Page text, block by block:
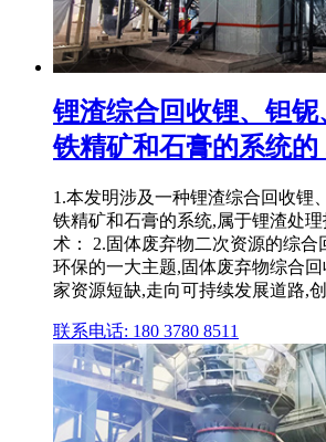
锂渣综合回收锂、钽铌
铁精矿和石膏的系统的
1.本发明涉及一种锂渣综合回收锂
铁精矿和石膏的系统,属于锂渣处
术： 2.固体废弃物二次资源的综合
环保的一大主题,固体废弃物综合
家资源短缺,走向可持续发展道路,
联系电话: 180 3780 8511